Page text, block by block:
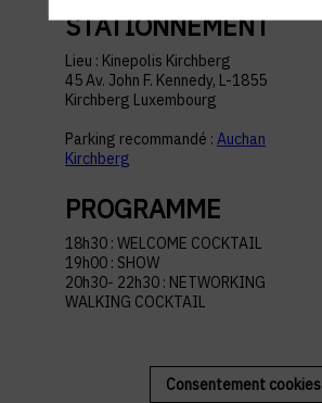
STATIONNEMENT
Lieu : Kinepolis Kirchberg
45 Av. John F. Kennedy, L-1855
Kirchberg Luxembourg
Parking recommandé : Auchan
Kirchberg
PROGRAMME
18h30 : WELCOME COCKTAIL
19h00 : SHOW
20h30- 22h30 : NETWORKING
WALKING COCKTAIL
Consentement cookies